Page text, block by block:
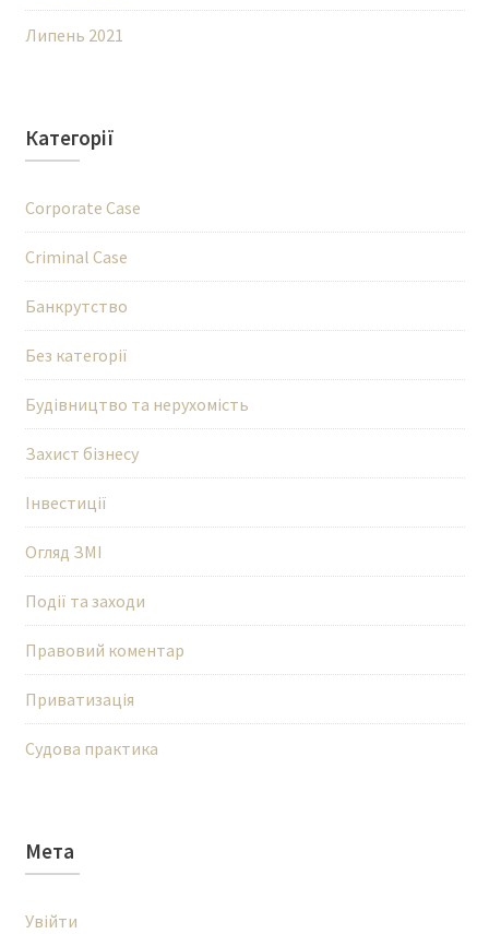
Липень 2021
Категорії
Corporate Case
Criminal Case
Банкрутство
Без категорії
Будівництво та нерухомість
Захист бізнесу
Інвестиції
Огляд ЗМІ
Події та заходи
Правовий коментар
Приватизація
Судова практика
Мета
Увійти